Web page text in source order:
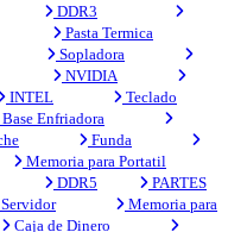
DDR3
Pasta Termica
Sopladora
NVIDIA
INTEL
Teclado
Base Enfriadora
Funda
Memoria para Portatil
DDR5
PARTES
Memoria para
Caja de Dinero